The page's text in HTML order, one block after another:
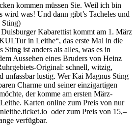
kommen müssen Sie. Weil ich bin
wird was! Und dann gibt’s Tacheles und
Sting)
Kabarettist kommt am 1. März
in Leithe“, das erste Mal in die
ist anders als alles, was es in
Aussehen eines Bruders von Heinz
Original: schnell, witzig,
unfassbar lustig. Wer Kai Magnus Sting
Charme und seiner einzigartigen
der komme am ersten März-
Karten online zum Preis von nur
oder zum Preis von 15,–
verfügbar.